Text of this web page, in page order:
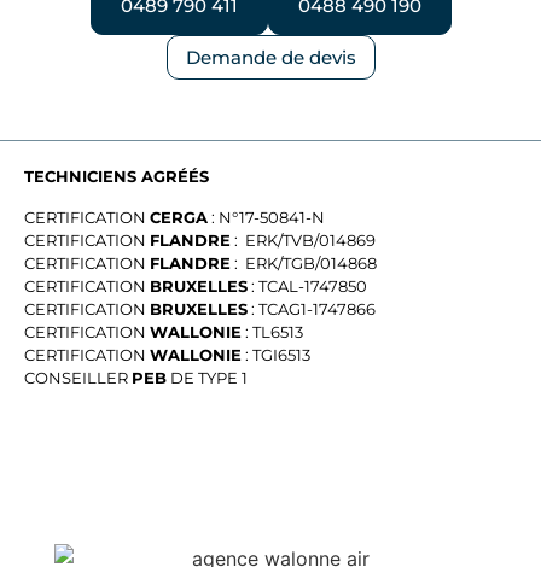
0489 790 411 0488 490 190
Demande de devis
TECHNICIENS AGRÉÉS
CERTIFICATION CERGA: N°17-50841-N
CERTIFICATION FLANDRE : ERK/TVB/014869
CERTIFICATION FLANDRE : ERK/TGB/014868
CERTIFICATION BRUXELLES: TCAL-1747850
CERTIFICATION BRUXELLES: TCAG1-1747866
CERTIFICATION WALLONIE : TL6513
CERTIFICATION WALLONIE : TGI6513
CONSEILLER PEB DE TYPE 1